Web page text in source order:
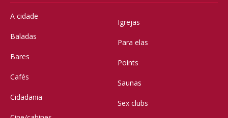
A cidade
Baladas
Bares
Cafés
Cidadania
Igrejas
Para elas
Points
Saunas
Sex clubs